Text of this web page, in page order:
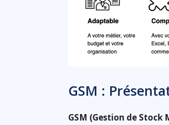
GSM :
GSM (Gestion de